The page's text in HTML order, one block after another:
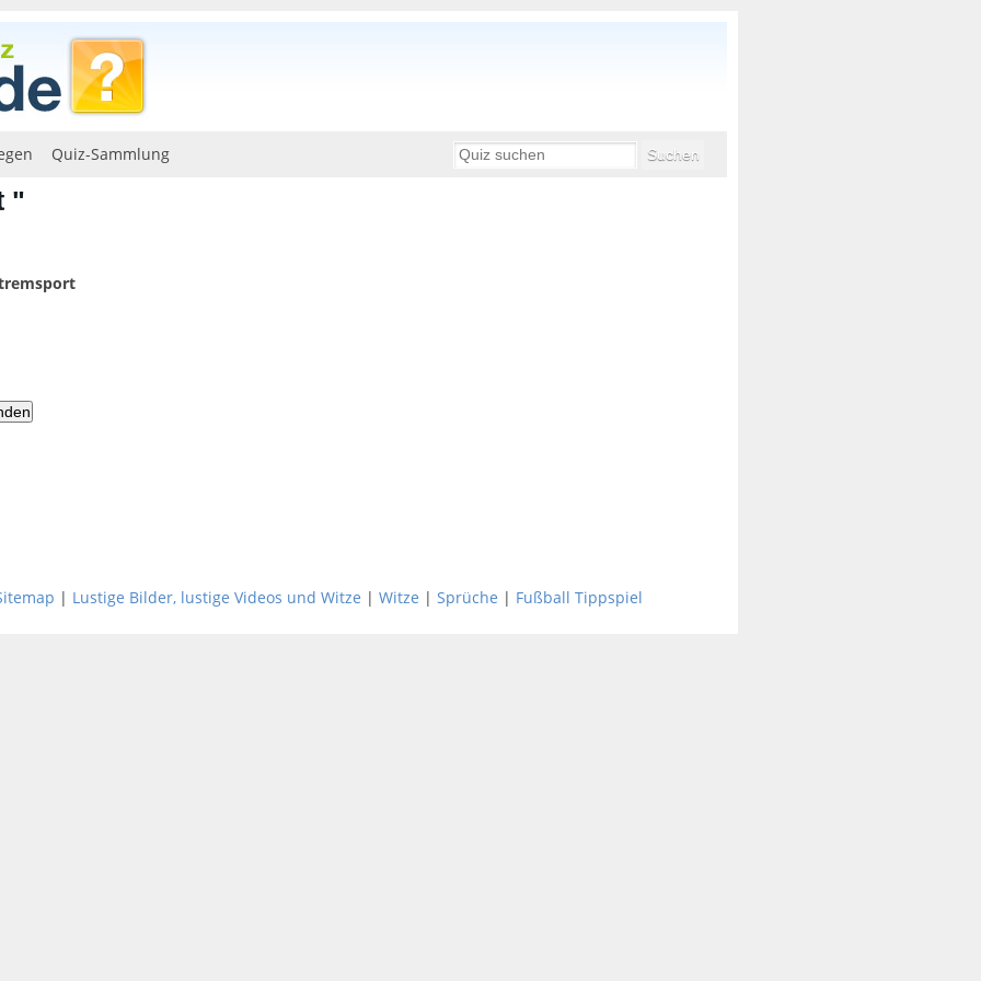
Quiz-Sammlung
"
| Lustige Bilder, lustige Videos und Witze | Witze | Sprüche | Fußball Tippspiel